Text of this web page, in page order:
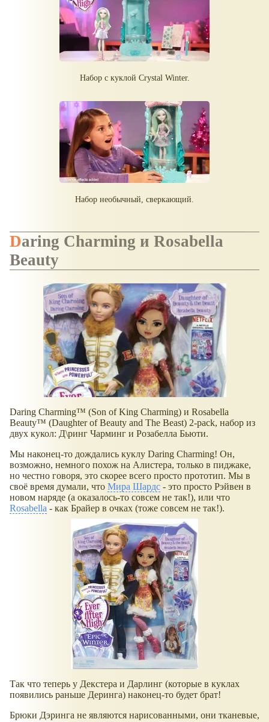
Набор с куклой Crystal Winter.
Набор необычный, сверкающий.
Daring Charming и Rosabella
Beauty
Daring Charming™ (Son of King Charming) и Rosabella
Beauty™ (Daughter of Beauty and The Beast) 2-pack, набор из
двух кукол: Д\ринг Чарминг и Розабелла Бьюти.
Мы наконец-то дождались куклу Daring Charming! Он,
возможно, немного похож на Алистера, только в пиджаке,
но честно говоря, это скорее всего просто прототип. Мы в
своё время думали, что Мира Шардс - это просто Рэйвен в
новом наряде (а оказалось-то совсем не так!), или что
Rosabella - как Брайер в очках (тоже совсем не так!).
Так что теперь у Декстера и Дарлинг (которые в куклах
появились раньше Деринга) наконец-то будет брат!
Брюки Дэринга не являются нарисованными, они тканевые,